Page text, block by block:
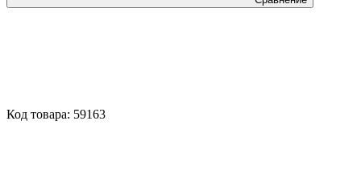
Код товара: 59163